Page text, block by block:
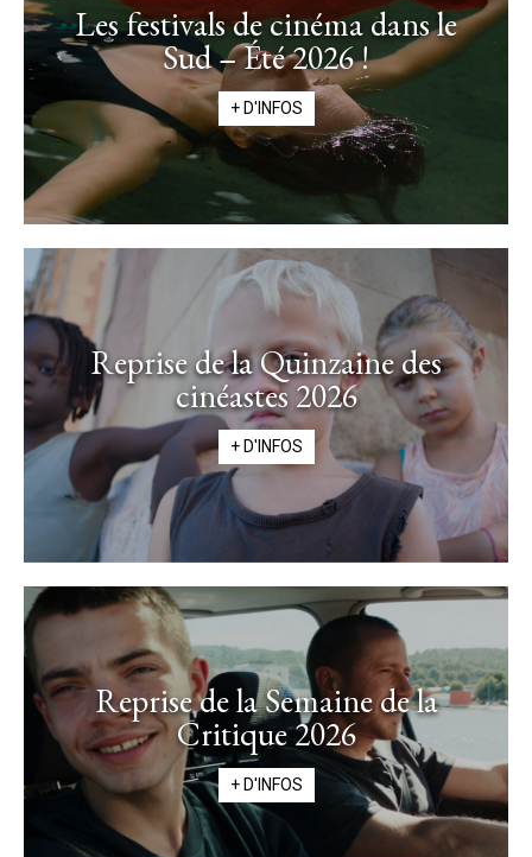
Les festivals de cinéma dans le
Sud – Été 2026 !
+ D'INFOS
Reprise de la Quinzaine des
cinéastes 2026
+ D'INFOS
Reprise de la Semaine de la
Critique 2026
+ D'INFOS